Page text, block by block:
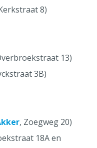
8)
13)
3B)
, Zoegweg 20)
18A en